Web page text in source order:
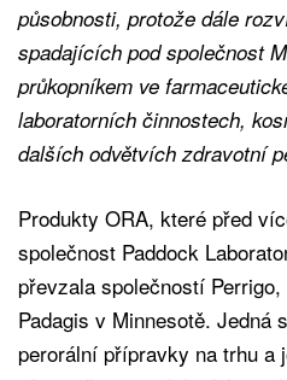
působnosti, protože dále
spadajících pod společnost
průkopníkem ve
laboratorních činnostech,
dalších odvětvích zdravotní
Produkty ORA, které před
společnost Paddock
převzala společností
Padagis v Minnesotě. Jedná
perorální přípravky na trhu a